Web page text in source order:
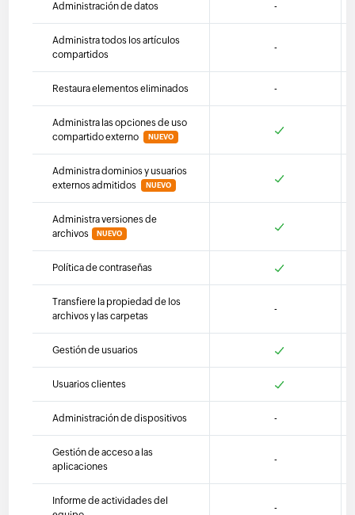
Administración de datos -
Administra todos los artículos
compartidos
-
Restaura elementos eliminados -
Administra las opciones de uso
compartido externo
NUEVO
Administra dominios y usuarios
externos admitidos
NUEVO
Administra versiones de
archivos
NUEVO
Política de contraseñas
Transfiere la propiedad de los
archivos y las carpetas
-
Gestión de usuarios
Usuarios clientes
Administración de dispositivos -
Gestión de acceso a las
aplicaciones
-
Informe de actividades del
-